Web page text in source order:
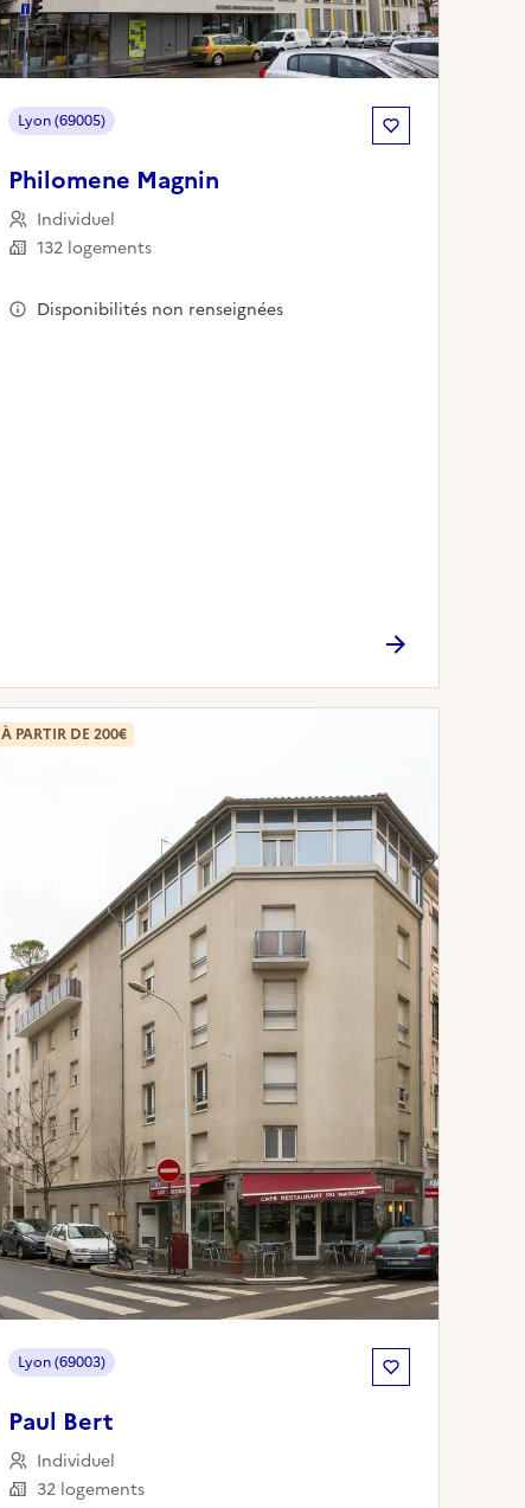
Philomene Magnin
Individuel
132 logements
Disponibilités non renseignées
Lyon (69005)
Paul Bert
Individuel
32 logements
Lyon (69003)
À PARTIR DE 200€